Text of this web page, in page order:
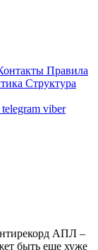
Правила
Структура
telegram viber
АПЛ –
быть еще хуже